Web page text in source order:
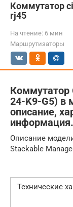
Коммутатор
rj45
На чтение: 6 мин
Маршрутизаторы
Коммутатор
24-K9-G5) в
описание,
информация.
Описание
Stackable
Технические